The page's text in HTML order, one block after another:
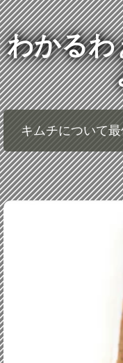
わかるわ
キムチについて